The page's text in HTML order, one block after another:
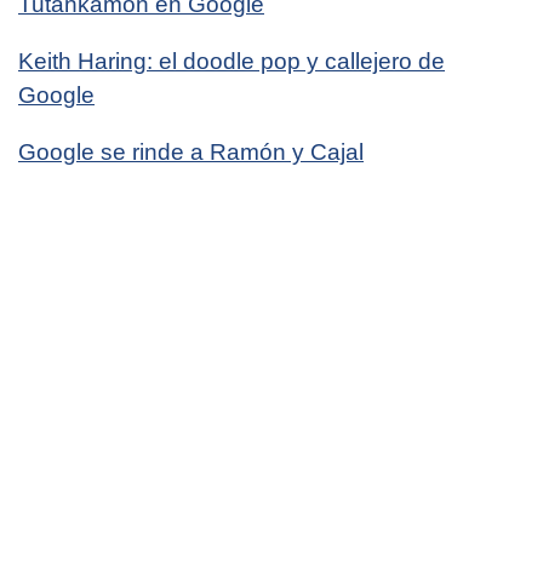
Keith Haring: el doodle pop y callejero de
Google
Google se rinde a Ramón y Cajal